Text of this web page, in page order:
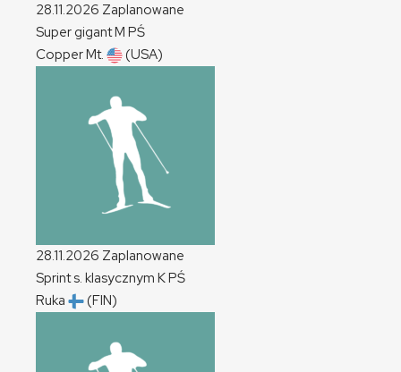
28.11.2026 Zaplanowane
Super gigantM PŚ
Copper Mt.
(USA)
28.11.2026 Zaplanowane
Sprint s. klasycznym KPŚ
Ruka
(FIN)